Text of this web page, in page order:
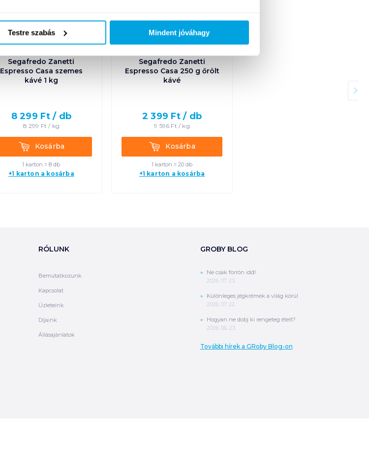
Testre szabás Mindent jóváhagy
Segafredo Zanetti
Espresso Casa szemes
kávé 1 kg
8 299 Ft / db
8 299 Ft / kg
KosárbaKosárba
1 karton = 8 db
+1 karton a kosárba
Segafredo Zanetti
Espresso Casa 250 g őrölt
kávé
2 399 Ft / db
9 596 Ft / kg
KosárbaKosárba
1 karton = 20 db
+1 karton a kosárba
RÓLUNK
Bemutatkozunk
Kapcsolat
Üzleteink
Díjaink
Állásajánlatok
GROBY BLOG
Ne csak forrón idd!
2026. 07. 23.
Különleges jégkrémek a világ körül
2026. 07. 22.
Hogyan ne dobj ki rengeteg ételt?
2026. 06. 23.
További hírek a GRoby Blog-on